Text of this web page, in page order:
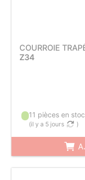
COURROIE
Z34
11 pièces en
(il y a 5 jours )